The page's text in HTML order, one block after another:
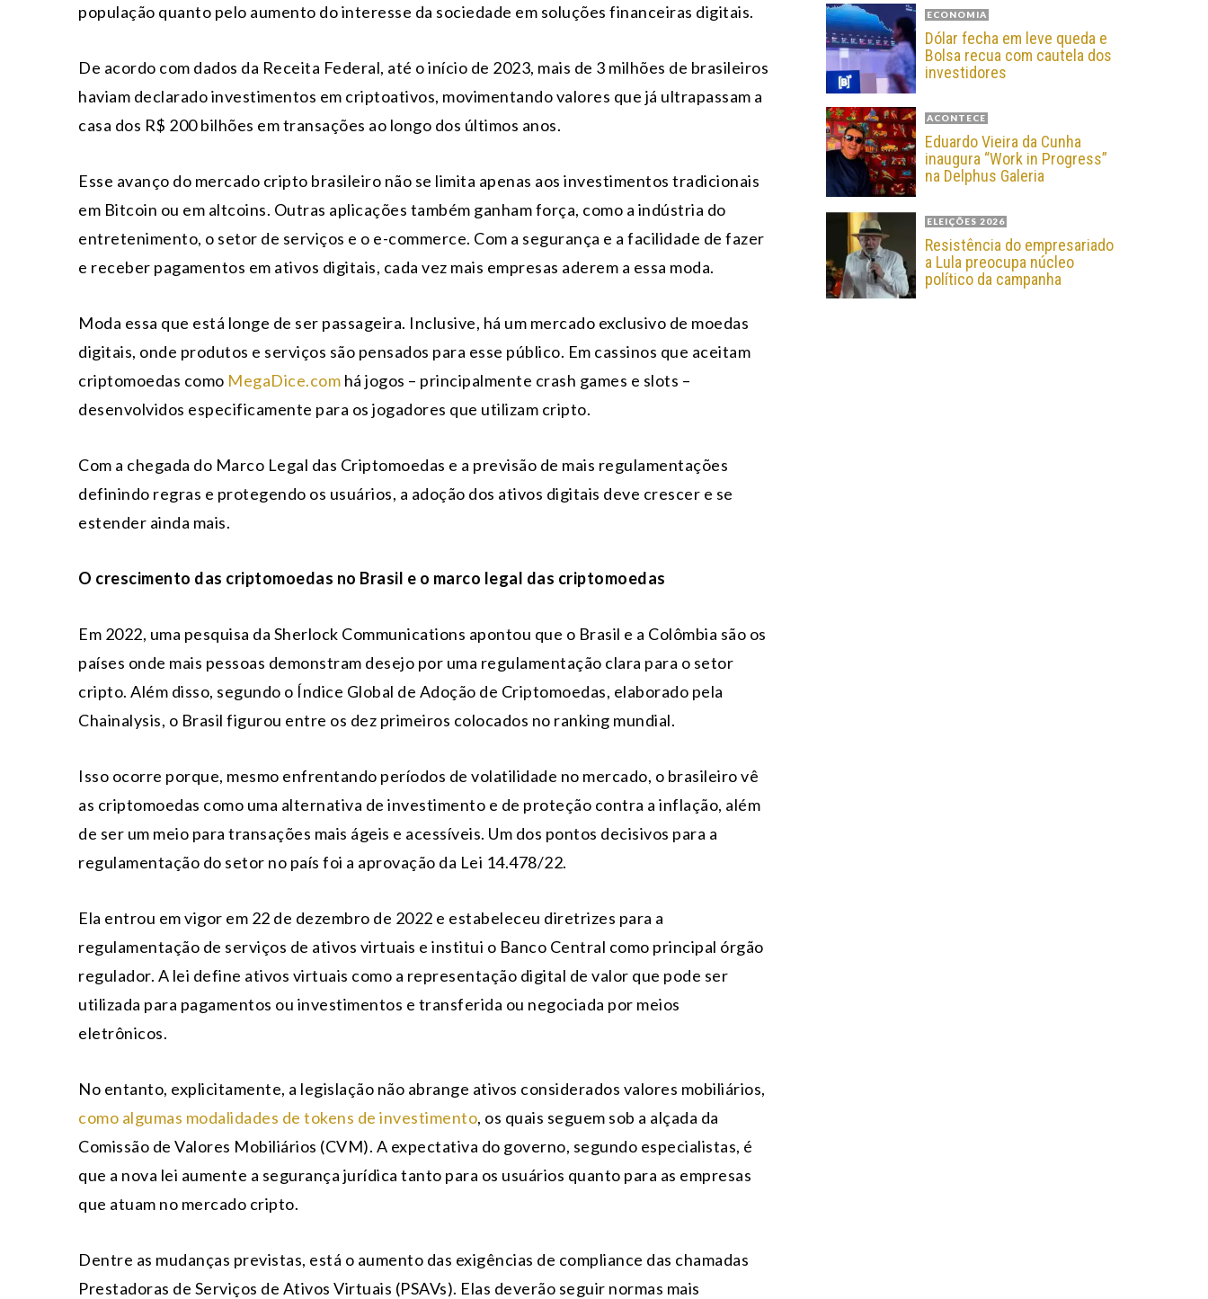
população quanto pelo aumento do interesse da sociedade em soluções financeiras digitais.
De acordo com dados da Receita Federal, até o início de 2023, mais de 3 milhões de brasileiros
haviam declarado investimentos em criptoativos, movimentando valores que já ultrapassam a
casa dos R$ 200 bilhões em transações ao longo dos últimos anos.
Esse avanço do mercado cripto brasileiro não se limita apenas aos investimentos tradicionais
em Bitcoin ou em altcoins. Outras aplicações também ganham força, como a indústria do
entretenimento, o setor de serviços e o e-commerce. Com a segurança e a facilidade de fazer
e receber pagamentos em ativos digitais, cada vez mais empresas aderem a essa moda.
Moda essa que está longe de ser passageira. Inclusive, há um mercado exclusivo de moedas
digitais, onde produtos e serviços são pensados para esse público. Em cassinos que aceitam
criptomoedas como MegaDice.com há jogos – principalmente crash games e slots –
desenvolvidos especificamente para os jogadores que utilizam cripto.
Com a chegada do Marco Legal das Criptomoedas e a previsão de mais regulamentações
definindo regras e protegendo os usuários, a adoção dos ativos digitais deve crescer e se
estender ainda mais.
O crescimento das criptomoedas no Brasil e o marco legal das criptomoedas
Em 2022, uma pesquisa da Sherlock Communications apontou que o Brasil e a Colômbia são os
países onde mais pessoas demonstram desejo por uma regulamentação clara para o setor
cripto. Além disso, segundo o Índice Global de Adoção de Criptomoedas, elaborado pela
Chainalysis, o Brasil figurou entre os dez primeiros colocados no ranking mundial.
Isso ocorre porque, mesmo enfrentando períodos de volatilidade no mercado, o brasileiro vê
as criptomoedas como uma alternativa de investimento e de proteção contra a inflação, além
de ser um meio para transações mais ágeis e acessíveis. Um dos pontos decisivos para a
regulamentação do setor no país foi a aprovação da Lei 14.478/22.
Ela entrou em vigor em 22 de dezembro de 2022 e estabeleceu diretrizes para a
regulamentação de serviços de ativos virtuais e institui o Banco Central como principal órgão
regulador. A lei define ativos virtuais como a representação digital de valor que pode ser
utilizada para pagamentos ou investimentos e transferida ou negociada por meios
eletrônicos.
No entanto, explicitamente, a legislação não abrange ativos considerados valores mobiliários,
como algumas modalidades de tokens de investimento, os quais seguem sob a alçada da
Comissão de Valores Mobiliários (CVM). A expectativa do governo, segundo especialistas, é
que a nova lei aumente a segurança jurídica tanto para os usuários quanto para as empresas
que atuam no mercado cripto.
Dentre as mudanças previstas, está o aumento das exigências de compliance das chamadas
Prestadoras de Serviços de Ativos Virtuais (PSAVs). Elas deverão seguir normas mais
ECONOMIA
Dólar fecha em leve queda e
Bolsa recua com cautela dos
investidores
ACONTECE
Eduardo Vieira da Cunha
inaugura “Work in Progress”
na Delphus Galeria
ELEIÇÕES 2026
Resistência do empresariado
a Lula preocupa núcleo
político da campanha